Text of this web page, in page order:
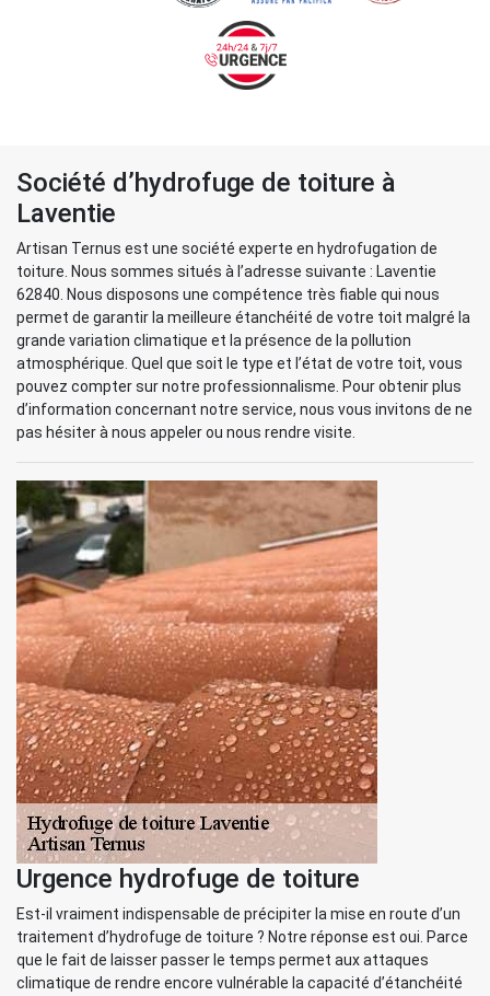
Société d’hydrofuge de toiture à
Laventie
Artisan Ternus est une société experte en hydrofugation de
toiture. Nous sommes situés à l’adresse suivante : Laventie
62840. Nous disposons une compétence très fiable qui nous
permet de garantir la meilleure étanchéité de votre toit malgré la
grande variation climatique et la présence de la pollution
atmosphérique. Quel que soit le type et l’état de votre toit, vous
pouvez compter sur notre professionnalisme. Pour obtenir plus
d’information concernant notre service, nous vous invitons de ne
pas hésiter à nous appeler ou nous rendre visite.
Urgence hydrofuge de toiture
Est-il vraiment indispensable de précipiter la mise en route d’un
traitement d’hydrofuge de toiture ? Notre réponse est oui. Parce
que le fait de laisser passer le temps permet aux attaques
climatique de rendre encore vulnérable la capacité d’étanchéité